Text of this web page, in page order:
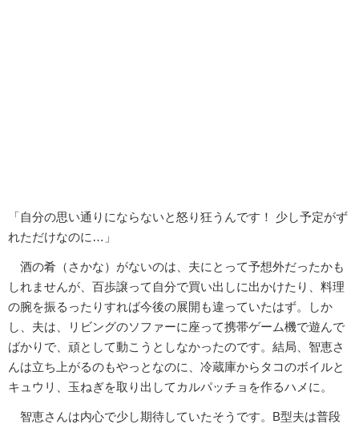
「自分の思い通りにならないと怒り狂うんです！ 少し予定がず
れただけなのに…」
酒の肴（さかな）がないのは、夫にとって予想外だったかも
しれませんが、百歩譲って自分で買い出しに出かけたり、料理
の腕を振るったりすれば今後の展開も違っていたはず。しか
し、夫は、リビングのソファーに座って携帯ゲーム機で遊んで
ばかりで、頑として動こうとしなかったのです。結局、智恵さ
んは立ち上がるのもやっとなのに、冷蔵庫からタコのボイルと
キュウリ、玉ねぎを取り出してカルパッチョを作るハメに。
智恵さんは内心で少し期待していたそうです。B型夫は普段